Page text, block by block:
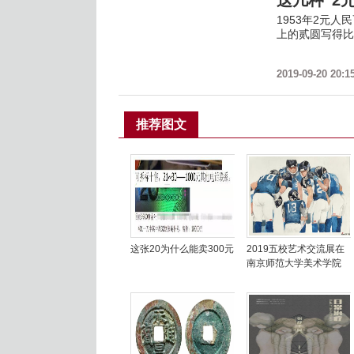
1953年2元人
上的贰圆写得
2019-09-20
推荐图文
这张20为什么能卖300元
2019五校艺术交流展在
南京师范大学美术学院